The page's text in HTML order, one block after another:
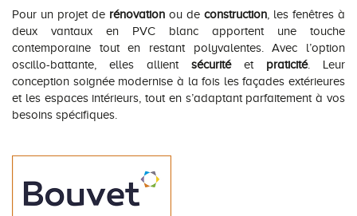
Pour un projet de rénovation ou de construction , les fenêtres à
deux vantaux en PVC blanc apportent une touche
contemporaine tout en restant polyvalentes. Avec l’option
oscillo-battante, elles allient sécurité et praticité. Leur
conception soignée modernise à la fois les façades extérieures
et les espaces intérieurs, tout en s’adaptant parfaitement à vos
besoins spécifiques.